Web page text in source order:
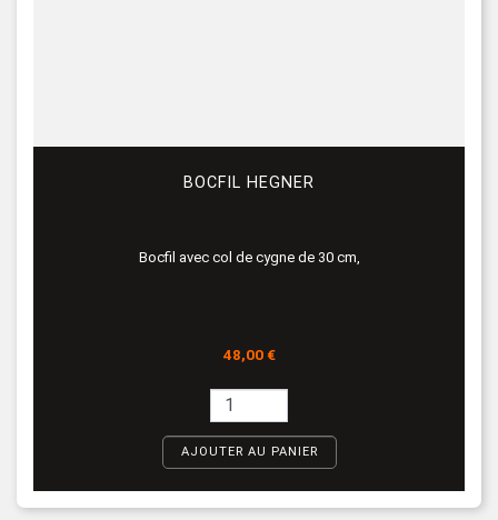
BOCFIL HEGNER
Bocfil avec col de cygne de 30 cm,
Prix
48,00 €
AJOUTER AU PANIER